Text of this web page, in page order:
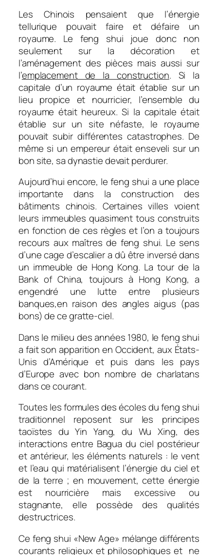
Les Chinois pensaient que l’énergie
tellurique pouvait faire et défaire un
royaume. Le feng shui joue donc non
seulement sur la décoration et
l’aménagement des pièces mais aussi sur
l’emplacement de la construction. Si la
capitale d’un royaume était établie sur un
lieu propice et nourricier, l’ensemble du
royaume était heureux. Si la capitale était
établie sur un site néfaste, le royaume
pouvait subir différentes catastrophes. De
même si un empereur était enseveli sur un
bon site, sa dynastie devait perdurer.
Aujourd’hui encore, le feng shui a une place
importante dans la construction des
bâtiments chinois. Certaines villes voient
leurs immeubles quasiment tous construits
en fonction de ces règles et l’on a toujours
recours aux maîtres de feng shui. Le sens
d’une cage d’escalier a dû être inversé dans
un immeuble de Hong Kong. La tour de la
Bank of China, toujours à Hong Kong, a
engendré une lutte entre plusieurs
banques,en raison des angles aigus (pas
bons) de ce gratte-ciel.
Dans le milieu des années 1980, le feng shui
a fait son apparition en Occident, aux États-
Unis d’Amérique et puis dans les pays
d’Europe avec bon nombre de charlatans
dans ce courant.
Toutes les formules des écoles du feng shui
traditionnel reposent sur les principes
taoïstes du Yin Yang, du Wu Xing, des
interactions entre Bagua du ciel postérieur
et antérieur, les éléments naturels : le vent
et l’eau qui matérialisent l’énergie du ciel et
de la terre ; en mouvement, cette énergie
est nourricière mais excessive ou
stagnante, elle possède des qualités
destructrices.
Ce feng shui «New Age» mélange différents
courants religieux et philosophiques et ne